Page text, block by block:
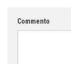
Commento